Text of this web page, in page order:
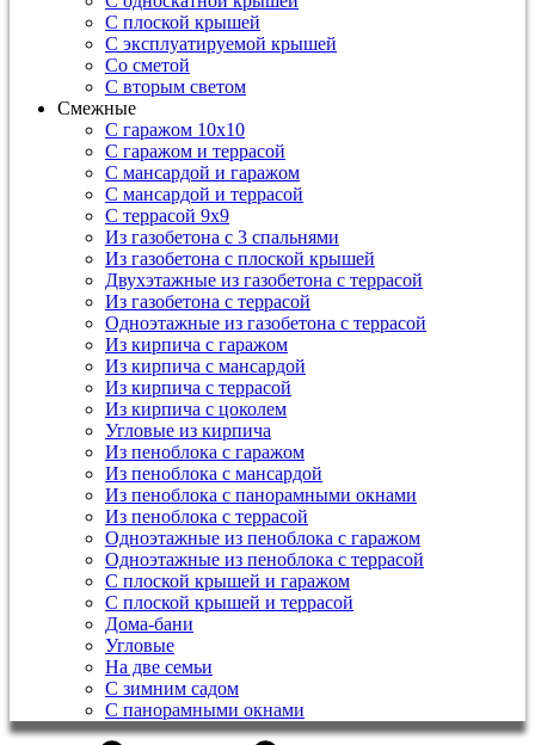
С плоской крышей
С эксплуатируемой крышей
Со сметой
С вторым светом
Смежные
С гаражом 10х10
С гаражом и террасой
С мансардой и гаражом
С мансардой и террасой
С террасой 9х9
Из газобетона с 3 спальнями
Из газобетона с плоской крышей
Двухэтажные из газобетона с террасой
Из газобетона с террасой
Одноэтажные из газобетона с террасой
Из кирпича с гаражом
Из кирпича с мансардой
Из кирпича с террасой
Из кирпича с цоколем
Угловые из кирпича
Из пеноблока с гаражом
Из пеноблока с мансардой
Из пеноблока с панорамными окнами
Из пеноблока с террасой
Одноэтажные из пеноблока с гаражом
Одноэтажные из пеноблока с террасой
С плоской крышей и гаражом
С плоской крышей и террасой
Дома-бани
Угловые
На две семьи
С зимним садом
С панорамными окнами